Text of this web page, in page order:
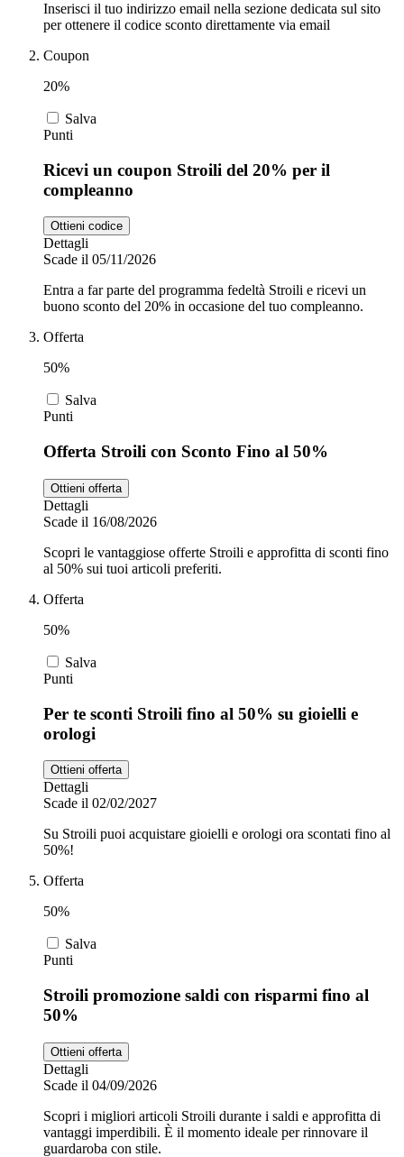
Inserisci il tuo indirizzo email nella sezione dedicata sul sito
per ottenere il codice sconto direttamente via email
Coupon
20%
Salva
Punti
Ricevi un coupon Stroili del 20% per il
compleanno
Ottieni codice
Dettagli
Scade il 05/11/2026
Entra a far parte del programma fedeltà Stroili e ricevi un
buono sconto del 20% in occasione del tuo compleanno.
Offerta
50%
Salva
Punti
Offerta Stroili con Sconto Fino al 50%
Ottieni offerta
Dettagli
Scade il 16/08/2026
Scopri le vantaggiose offerte Stroili e approfitta di sconti fino
al 50% sui tuoi articoli preferiti.
Offerta
50%
Salva
Punti
Per te sconti Stroili fino al 50% su gioielli e
orologi
Ottieni offerta
Dettagli
Scade il 02/02/2027
Su Stroili puoi acquistare gioielli e orologi ora scontati fino al
50%!
Offerta
50%
Salva
Punti
Stroili promozione saldi con risparmi fino al
50%
Ottieni offerta
Dettagli
Scade il 04/09/2026
Scopri i migliori articoli Stroili durante i saldi e approfitta di
vantaggi imperdibili. È il momento ideale per rinnovare il
guardaroba con stile.